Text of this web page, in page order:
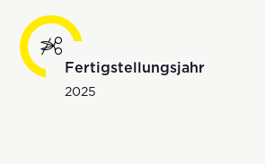
Fertigstellungsjahr
2025